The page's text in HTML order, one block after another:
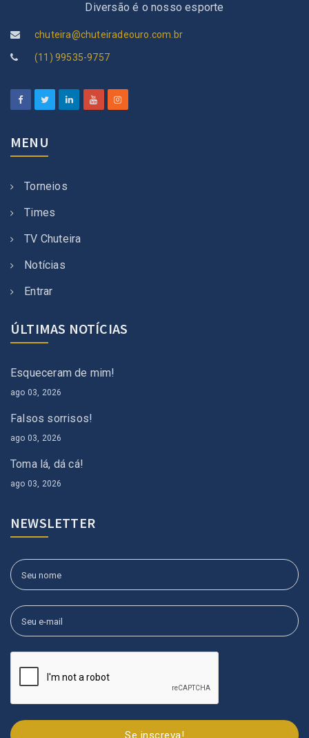
Diversão é o nosso esporte
chuteira@chuteiradeouro.com.br
(11) 99535-9757
MENU
Torneios
Times
TV Chuteira
Notícias
Entrar
ÚLTIMAS NOTÍCIAS
Esqueceram de mim!
ago 03, 2026
Falsos sorrisos!
ago 03, 2026
Toma lá, dá cá!
ago 03, 2026
NEWSLETTER
Se inscreva!